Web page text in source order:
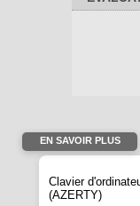
EN SAVOIR PLUS
Clavier
(AZERTY)